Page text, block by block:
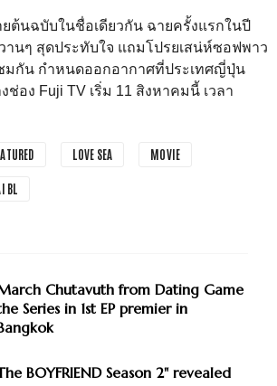
ต้นฉบับในชื่อเดียวกัน ฉายครั้งแรกในปี
านๆ สุดประทับใจ แถมโปรยเสน่ห์ซอฟพาว
มกัน กำหนดออกอากาศที่ประเทศญี่ปุ่น
อง Fuji TV เริ่ม 11 สิงหาคมนี้ เวลา
LOVE SEA MOVIE
BL
Chutavuth from Dating Game
Series in 1st EP premier in
BOYFRIEND Season 2" revealed